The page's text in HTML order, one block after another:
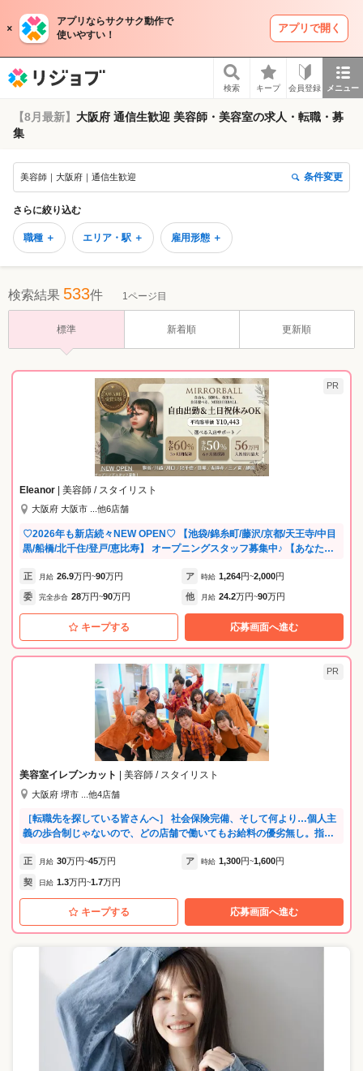
アプリならサクサク動作で
使いやすい！
アプリで開く
検索 キープ 会員登録 メニュー
【8月最新】 大阪府 通信生歓迎 美容師・美容室の求人・転職・募
集
美容師｜大阪府｜通信生歓迎 条件変更
さらに絞り込む
職種 ＋ エリア・駅 ＋ 雇用形態 ＋
検索結果 533件 1ページ目
標準 新着順 更新順
PR
Eleanor | 美容師 / スタイリスト
大阪府 大阪市 ...他6店舗
♡2026年も新店続々NEW OPEN♡ 【池袋/錦糸町/藤沢/京都/天王寺/中目
黒/船橋/北千住/登戸/恵比寿】 オープニングスタッフ募集中♪ 【あなたの
度、社内のトップを目指すスタッフ・店舗を表彰するアワードを開催！
日々の努力が評価され、モチベーションUPにつながります。 ◇ 社内サ
て長く活躍できるよう、職場環境の改善や働きやすい仕組みづくり、キ
ャリア支援や心身のサポートを実施しています。あなたの意見が、より
良い未来をつくる力に。 《スタッフvoiceを紹介♪》 □在籍2年目・男
性・エリアディレクター どこで働くか？より誰と働くか？ スタッフの幸
せとは尊敬できる上司、魅力的な同僚が傍に居る事だと思います！ これ
からもそんな魅力あふれる人が少しでも増えるよう運営していきます♪ □
在籍3年目・女性・店長 正社員として入社後、店長を経験しています。
予約がほぼ毎日満席となってしまっているのでスタイリストさん急募で
た。 たくさんのモデルさんを施術出来、撮影やSNSなども協力してくれ
るのでとっても助かります♪ □在籍6年目・男性・トップデザイナー 業務
委託として働くのが初めてで、戸惑いもありましたが、 見学時に丁寧に
説明して下さったので不安も解消され安心して働けています。 撮影やSN
S関連にも力を入れている会社なので、美容師としてのレベルアップやト
レンドの勉強もしっかりできます！
正 月給 26.9万円~90万円 ア 時給 1,264円~2,000円
委 完全歩合 28万円~90万円 他 月給 24.2万円~90万円
キープする 応募画面へ進む
PR
美容室イレブンカット | 美容師 / スタイリスト
大阪府 堺市 ...他4店舗
［転職先を探している皆さんへ］ 社会保険完備、そして何より…個人主
義の歩合制じゃないので、どの店舗で働いてもお給料の優劣無し。指名
く、ストレスフリーで働ける環境ですよ！今まで数字に厳しい店で心か
ら仕事を楽しく思えなかった、人間関係で気苦労が多かったという方も
正 月給 30万円 ~45万円 ア 時給 1,300円 ~1,600円
契 日給 1.3万円~1.7万円
キープする 応募画面へ進む